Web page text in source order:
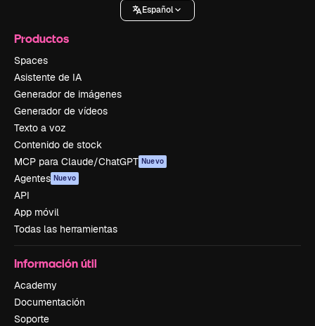
Español
Productos
Spaces
Asistente de IA
Generador de imágenes
Generador de vídeos
Texto a voz
Contenido de stock
MCP para Claude/ChatGPT Nuevo
Agentes Nuevo
API
App móvil
Todas las herramientas
Información útil
Academy
Documentación
Soporte